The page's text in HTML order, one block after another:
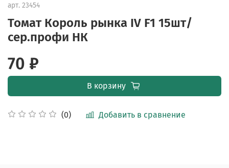
арт. 23454
Томат Король рынка IV F1 15шт/
сер.профи НК
(0) Добавить в сравнение
70 ₽
В корзину